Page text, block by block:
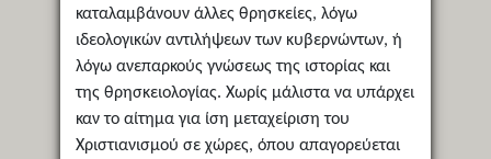
καταλαμβάνουν άλλες θρησκείες, λόγω
ιδεολογικών αντιλήψεων των κυβερνώντων, ή
λόγω ανεπαρκούς γνώσεως της ιστορίας και
της θρησκειολογίας. Χωρίς μάλιστα να υπάρχει
καν το αίτημα για ίση μεταχείριση του
Χριστιανισμού σε χώρες, όπου απαγορεύεται